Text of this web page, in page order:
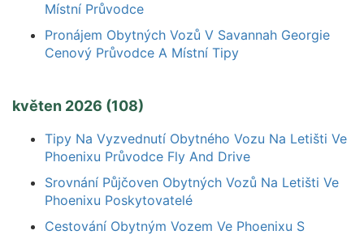
Místní Průvodce
Pronájem Obytných Vozů V Savannah Georgie
Cenový Průvodce A Místní Tipy
květen 2026 (108)
Tipy Na Vyzvednutí Obytného Vozu Na Letišti Ve
Phoenixu Průvodce Fly And Drive
Srovnání Půjčoven Obytných Vozů Na Letišti Ve
Phoenixu Poskytovatelé
Cestování Obytným Vozem Ve Phoenixu S